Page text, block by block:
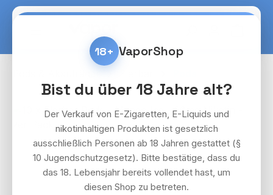
Zum Hauptinhalt springen
Bildergalerie überspringen
18+ VaporShop
Bist du über 18 Jahre alt?
Der Verkauf von E-Zigaretten, E-Liquids und
nikotinhaltigen Produkten ist gesetzlich
ausschließlich Personen ab 18 Jahren gestattet (§
10 Jugendschutzgesetz). Bitte bestätige, dass du
das 18. Lebensjahr bereits vollendet hast, um
diesen Shop zu betreten.